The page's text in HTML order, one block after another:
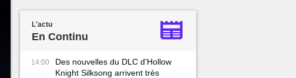
L'actu
En Continu
14:00
Des nouvelles du DLC d'Hollow
Knight Silksong arrivent très